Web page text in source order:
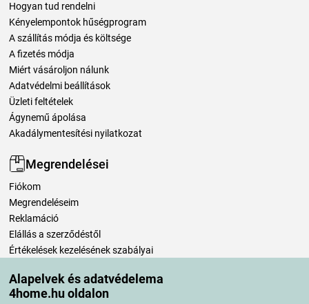
Alapelvek és adatvédelema
4home.hu oldalon
Hogyan tud rendelni
Kényelempontok hűségprogram
A szállítás módja és költsége
A fizetés módja
Miért vásároljon nálunk
Adatvédelmi beállítások
Üzleti feltételek
Ágynemű ápolása
Akadálymentesítési nyilatkozat
Megrendelései
Fiókom
Megrendeléseim
Reklamáció
Elállás a szerződéstől
Értékelések kezelésének szabályai
Szállítási módok